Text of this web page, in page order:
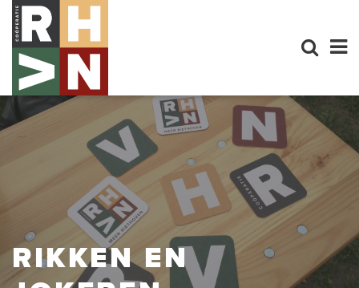
RIKKEN EN